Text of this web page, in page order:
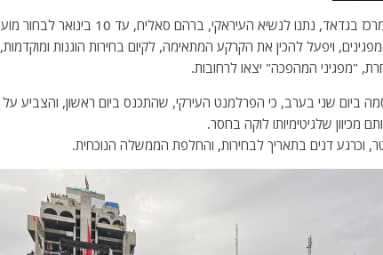
*- המפגינים בכיכר תחריר במרכז בגדאד, נתנו
ויפעל להכין את הקרקע המתאימה, לקיום בחירות הוגנות
"מפגיני המהפכה" יצאו לרחובות.
ביום שני בערב, כי הפרלמנט העירקי, שהתכנס ביום ראשון, והצביע
מכיוון שלגיטימיותו לוקה בחסר.
דנים בתאריך לבחירות, והחלפת הממשלה הנוכחית.